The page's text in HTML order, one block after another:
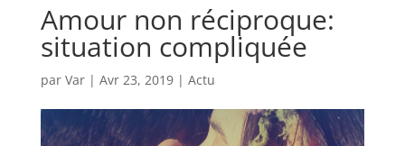
Amour non réciproque:
situation compliquée
par Var| Avr 23, 2019| Actu